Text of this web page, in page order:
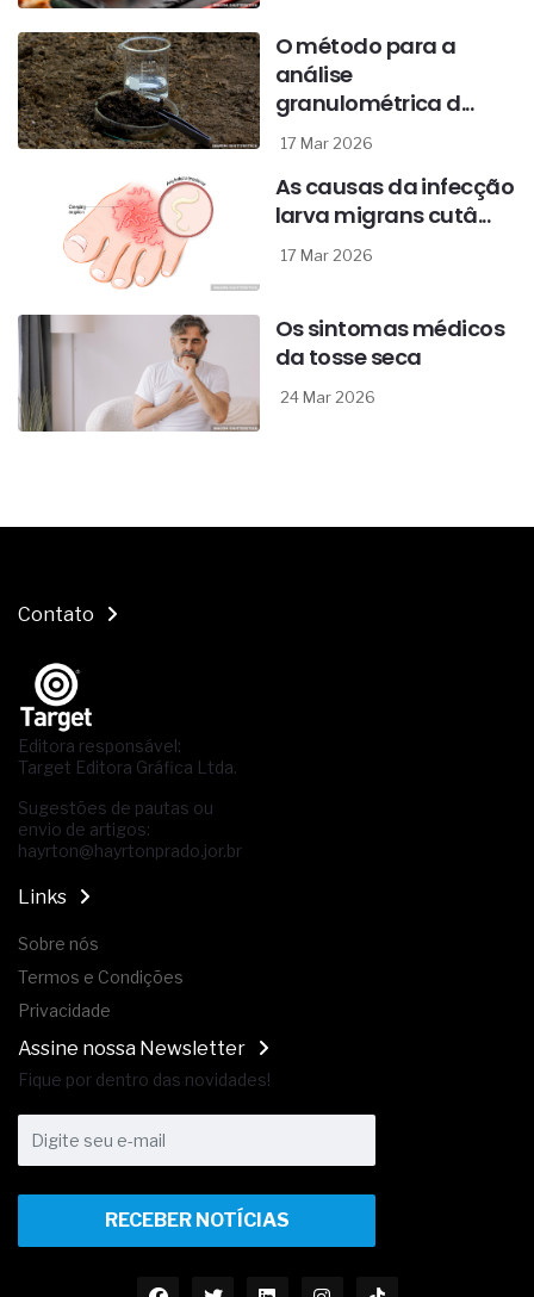
O método para a
análise
granulométrica d...
17 Mar 2026
As causas da infecção
larva migrans cutâ...
17 Mar 2026
Os sintomas médicos
da tosse seca
24 Mar 2026
Contato
Editora responsável:
Target Editora Gráfica Ltda.
Sugestões de pautas ou
envio de artigos:
hayrton@hayrtonprado.jor.br
Links
Sobre nós
Termos e Condições
Privacidade
Assine nossa Newsletter
Fique por dentro das novidades!
RECEBER NOTÍCIAS